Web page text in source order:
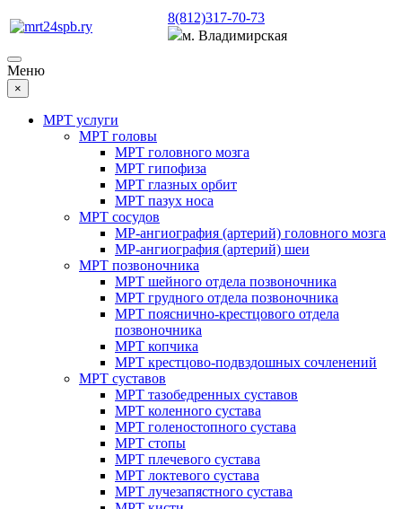
8(812)317-70-73
м. Владимирская
Меню
×
МРТ услуги
МРТ головы
МРТ головного мозга
МРТ гипофиза
МРТ глазных орбит
МРТ пазух носа
МРТ сосудов
МР-ангиография (артерий) головного мозга
МР-ангиография (артерий) шеи
МРТ позвоночника
МРТ шейного отдела позвоночника
МРТ грудного отдела позвоночника
МРТ пояснично-крестцового отдела
позвоночника
МРТ копчика
МРТ крестцово-подвздошных сочленений
МРТ суставов
МРТ тазобедренных суставов
МРТ коленного сустава
МРТ голеностопного сустава
МРТ стопы
МРТ плечевого сустава
МРТ локтевого сустава
МРТ лучезапястного сустава